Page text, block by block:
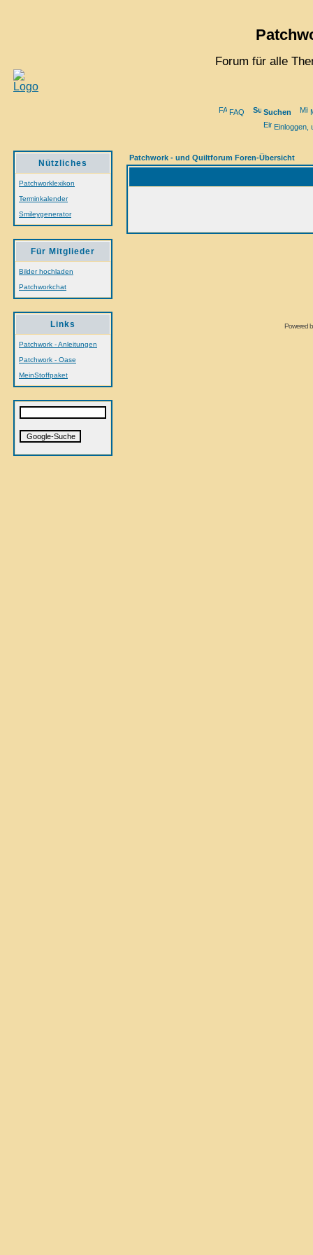
Forum für alle
FAQ Suchen
Einloggen,
Nützliches
Patchworklexikon
Terminkalender
Smileygenerator
Für Mitglieder
Bilder hochladen
Patchworkchat
Links
Patchwork - Anleitungen
Patchwork - Oase
MeinStoffpaket
Patchwork - und Quiltforum Foren-Übersicht
Powered